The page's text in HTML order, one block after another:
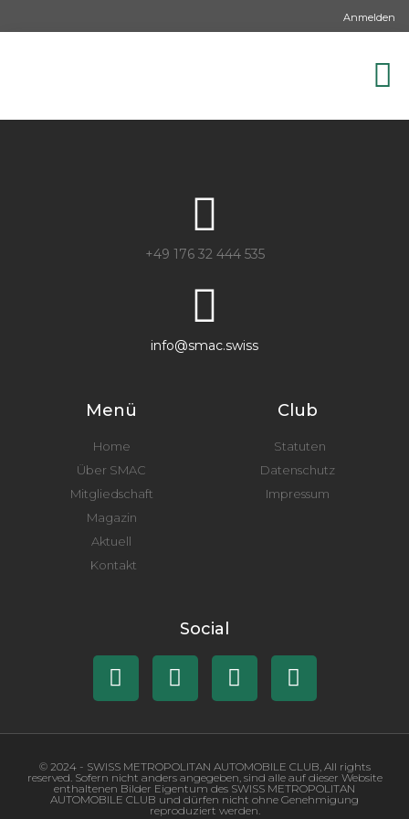
Anmelden
+49 176 32 444 535
info@smac.swiss
Menü
Home
Über SMAC
Mitgliedschaft
Magazin
Aktuell
Kontakt
Club
Statuten
Datenschutz
Impressum
Social
© 2024 - SWISS METROPOLITAN AUTOMOBILE CLUB, All rights
reserved. Sofern nicht anders angegeben, sind alle auf dieser Website
enthaltenen Bilder Eigentum des SWISS METROPOLITAN
AUTOMOBILE CLUB und dürfen nicht ohne Genehmigung
reproduziert werden.